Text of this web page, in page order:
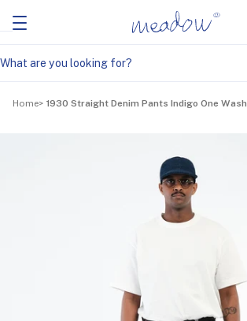
Home 1930 Straight Denim Pants Indigo One Wash